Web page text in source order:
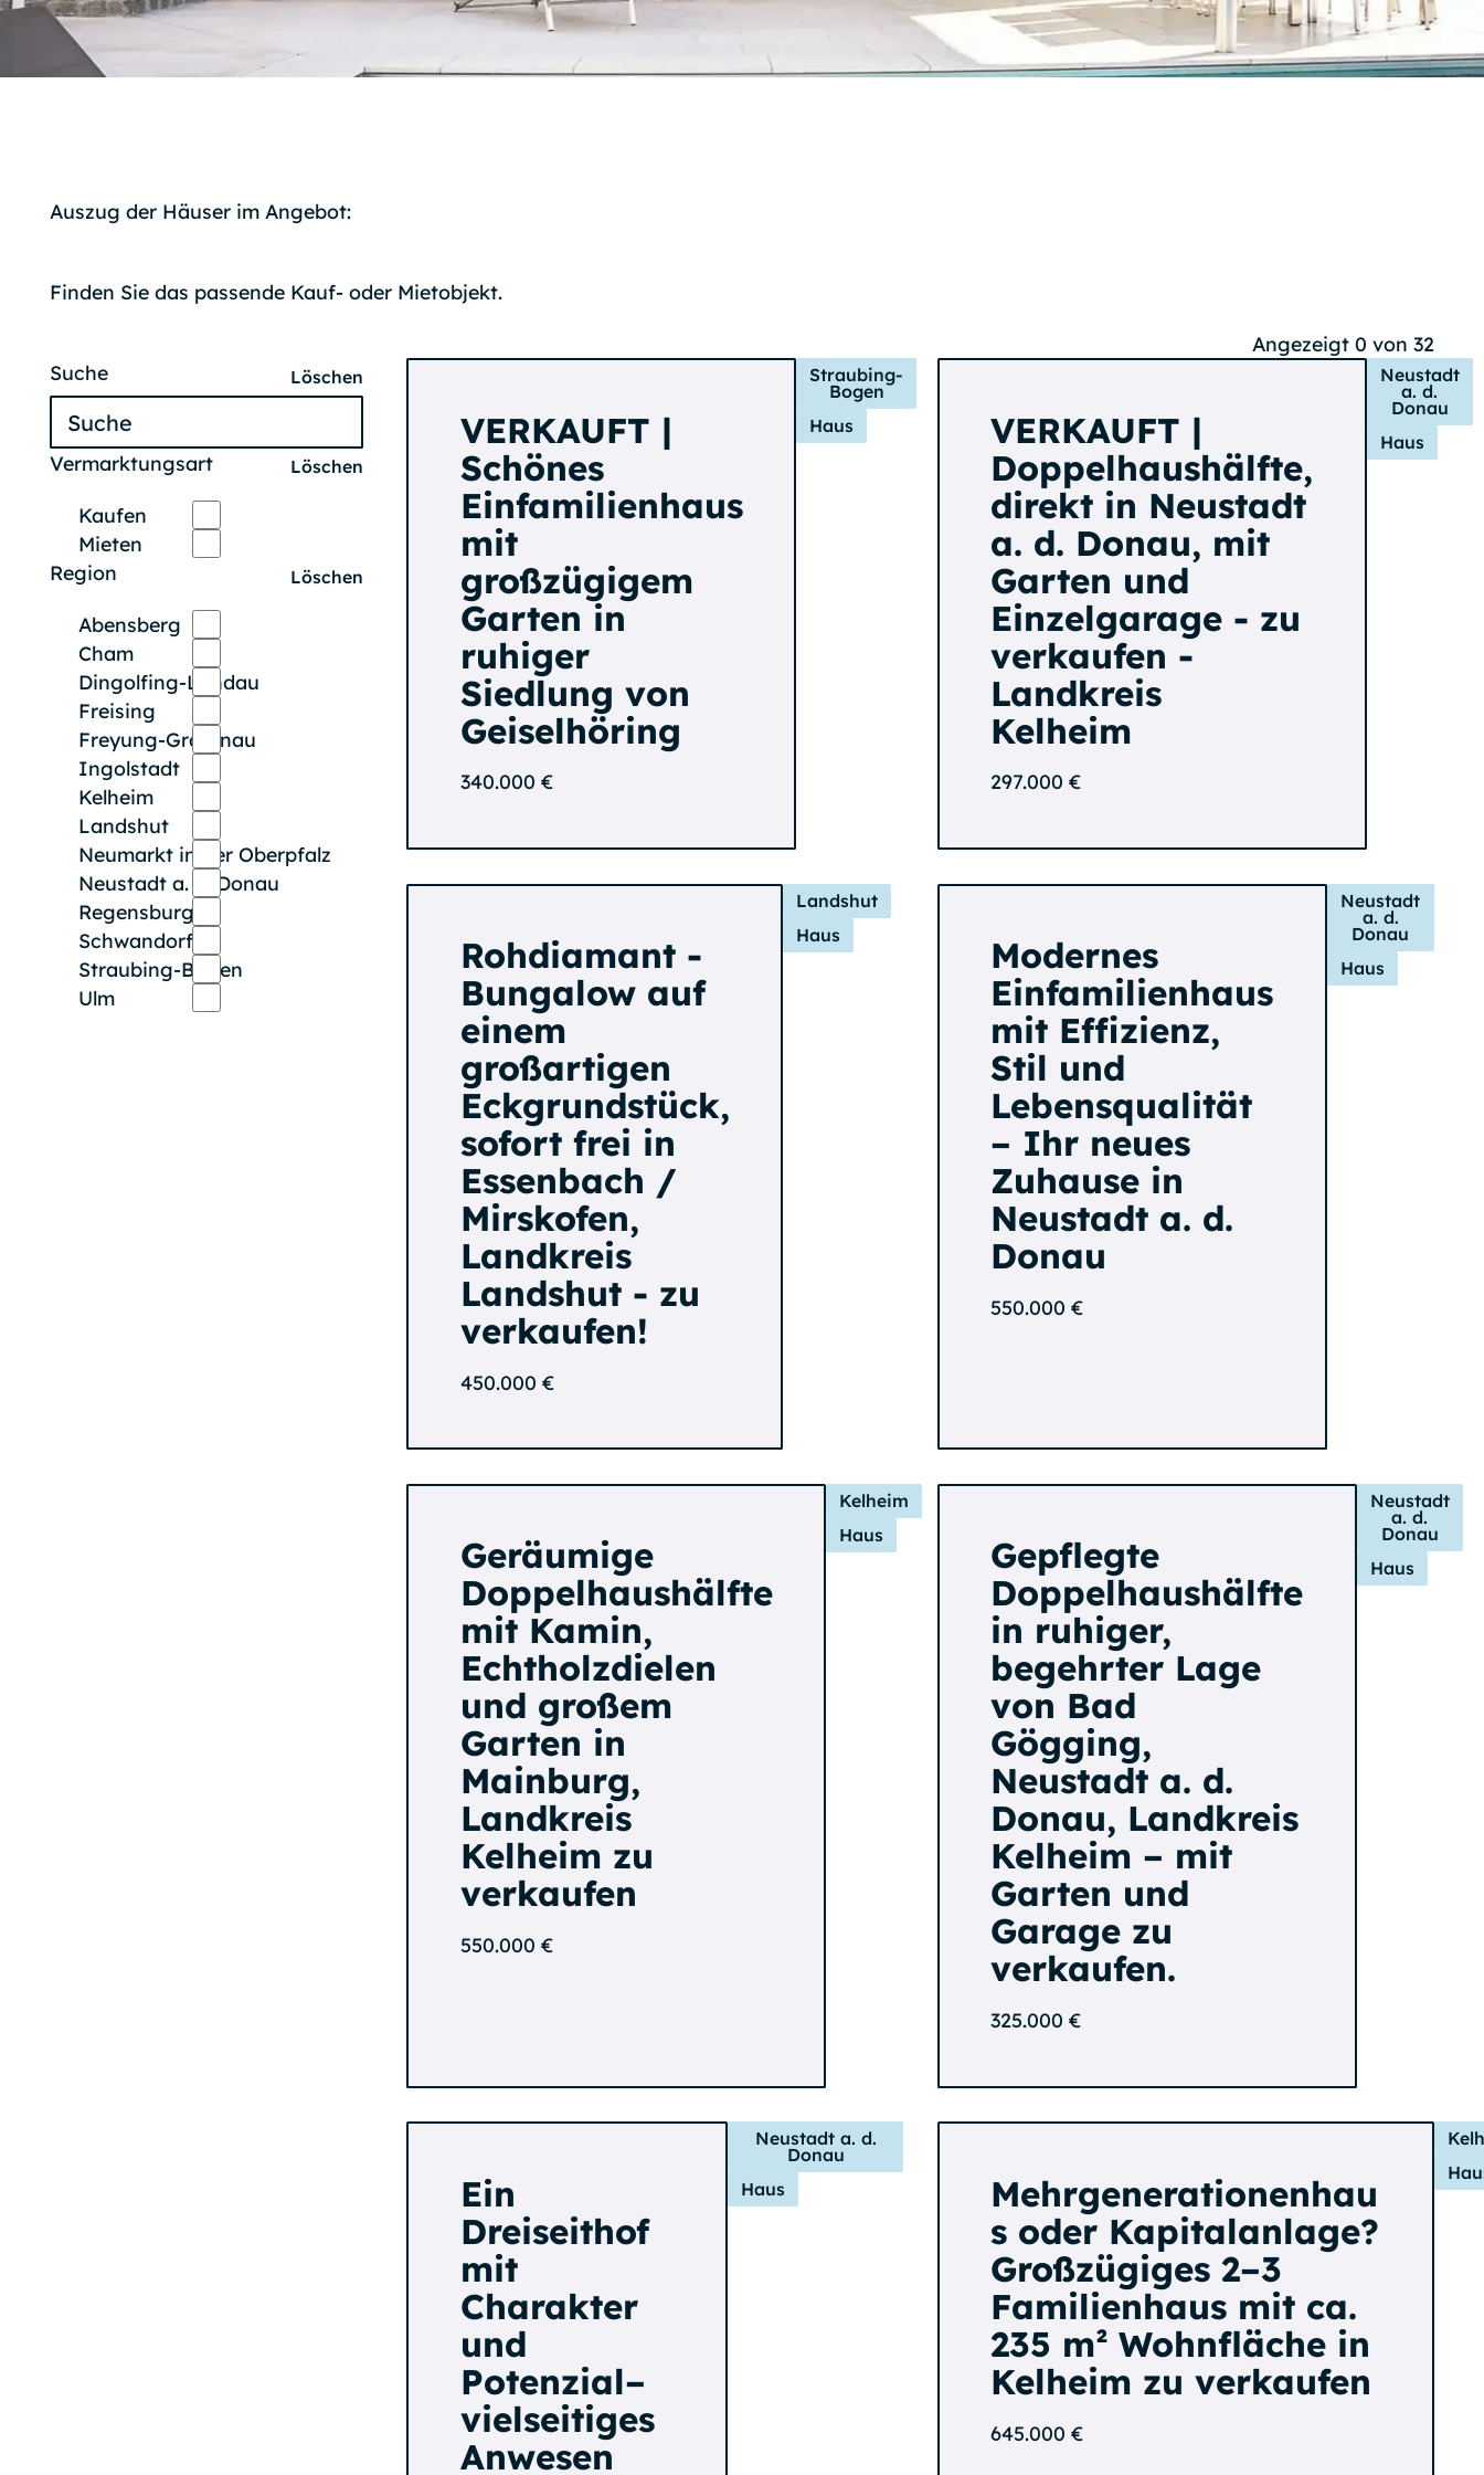
Auszug der Häuser im Angebot:
Finden Sie das passende Kauf- oder Mietobjekt.
Angezeigt 0 von 32
Suche
Löschen
Vermarktungsart Löschen
Kaufen
Mieten
Region
Löschen
Abensberg
Cham
Dingolfing-Landau
Freising
Freyung-Grafenau
Ingolstadt
Kelheim
Landshut
Neumarkt in der Oberpfalz
Neustadt a. d. Donau
Regensburg
Schwandorf
Straubing-Bogen
Ulm
VERKAUFT |
Schönes
Einfamilienhaus
mit
großzügigem
Garten in
ruhiger
Siedlung von
Geiselhöring
340.000 €
Straubing-
Bogen
Haus
VERKAUFT |
Doppelhaushälfte,
direkt in Neustadt
a. d. Donau, mit
Garten und
Einzelgarage - zu
verkaufen -
Landkreis
Kelheim
297.000 €
Neustadt
a. d.
Donau
Haus
Rohdiamant -
Bungalow auf
einem
großartigen
Eckgrundstück,
sofort frei in
Essenbach /
Mirskofen,
Landkreis
Landshut - zu
verkaufen!
450.000 €
Landshut
Haus
Modernes
Einfamilienhaus
mit Effizienz,
Stil und
Lebensqualität
– Ihr neues
Zuhause in
Neustadt a. d.
Donau
550.000 €
Neustadt
a. d.
Donau
Haus
Geräumige
Doppelhaushälfte
mit Kamin,
Echtholzdielen
und großem
Garten in
Mainburg,
Landkreis
Kelheim zu
verkaufen
550.000 €
Kelheim
Haus
Gepflegte
Doppelhaushälfte
in ruhiger,
begehrter Lage
von Bad
Gögging,
Neustadt a. d.
Donau, Landkreis
Kelheim – mit
Garten und
Garage zu
verkaufen.
325.000 €
Neustadt
a. d.
Donau
Haus
Ein
Dreiseithof
mit
Charakter
und
Potenzial–
vielseitiges
Anwesen
Neustadt a. d.
Donau
Haus
Mehrgenerationenhau
s oder Kapitalanlage?
Großzügiges 2–3
Familienhaus mit ca.
235 m² Wohnfläche in
Kelheim zu verkaufen
645.000 €